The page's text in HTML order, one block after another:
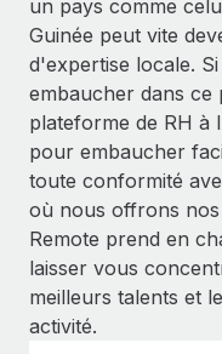
un pays comme
Guinée peut vite
d'expertise locale.
embaucher dans ce
plateforme de RH à
pour embaucher
toute conformité
où nous offrons nos
Remote prend en
laisser vous
meilleurs talents et
activité.